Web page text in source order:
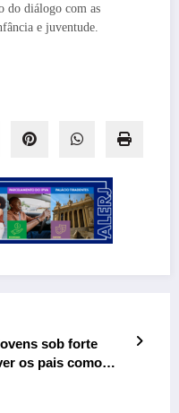
do diálogo com as
e juventude.
sob forte
os pais como